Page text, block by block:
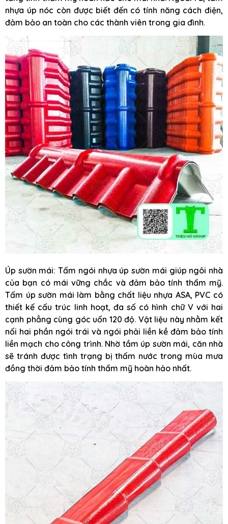
nhựa úp nóc còn được biết đến có tính năng cách điện,
đảm bảo an toàn cho các thành viên trong gia đình.
Úp sườn mái: Tấm ngói nhựa úp sườn mái giúp ngôi nhà
của bạn có mái vững chắc và đảm bảo tính thẩm mỹ.
Tấm úp sườn mái làm bằng chất liệu nhựa ASA, PVC có
thiết kế cấu trúc linh hoạt, đa số có hình chữ V với hai
cạnh phẳng cùng góc uốn 120 độ. Vật liệu này nhằm kết
nối hai phần ngói trái và ngói phải liền kề đảm bảo tính
liền mạch cho công trình. Nhờ tầm úp sườn mái, căn nhà
sẽ tránh được tình trạng bị thấm nước trong mùa mưa
đồng thời đảm bảo tính thẩm mỹ hoàn hảo nhất.